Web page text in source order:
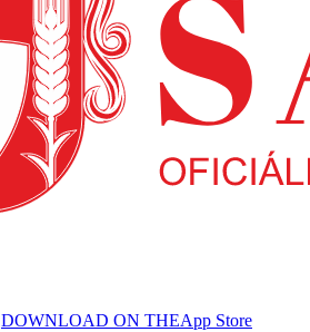
DOWNLOAD ON THEApp Store